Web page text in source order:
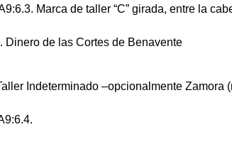
Marca de taller “C” girada, entre la
Indeterminado –opcionalmente